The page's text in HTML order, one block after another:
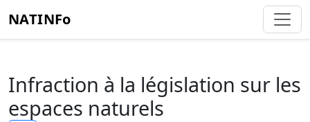
NATINFo
Infraction à la législation sur les
espaces naturels